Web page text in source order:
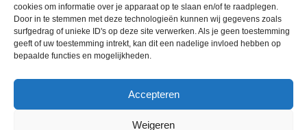
cookies om informatie over je apparaat op te slaan en/of te raadplegen.
Door in te stemmen met deze technologieën kunnen wij gegevens zoals
surfgedrag of unieke ID's op deze site verwerken. Als je geen toestemming
geeft of uw toestemming intrekt, kan dit een nadelige invloed hebben op
bepaalde functies en mogelijkheden.
Accepteren
Weigeren
Geplaatst inBerichten seizoen 2016-2017